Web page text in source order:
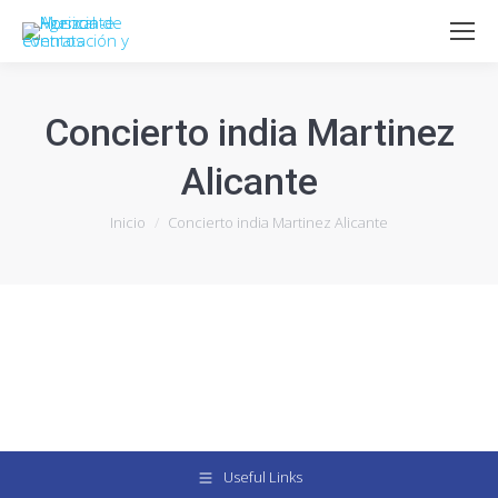
Concierto india Martinez
Alicante
Estás aquí:
Inicio Concierto india Martinez Alicante
Useful Links